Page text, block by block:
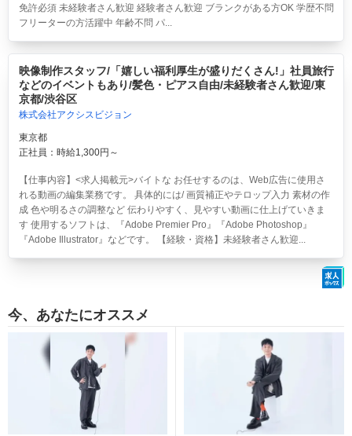
免許必須 未経験者さん歓迎 経験者さん歓迎 ブランクがある方OK 学歴不問
フリーターの方活躍中 年齢不問 パ...
映像制作スタッフ/「嬉しい福利厚生が盛りだくさん!」社員旅行
などのイベントもあり/髪色・ピアス自由/未経験者さん歓迎/東
京都/渋谷区
株式会社アクシスビジョン
東京都
正社員：時給1,300円～
【仕事内容】<求人掲載元>バイトな お任せするのは、Web広告に使用さ
れる動画の編集業務です。 具体的には/ 画質補正やテロップ入力 素材の作
成 色や明るさの調整など 伝わりやすく、見やすい動画に仕上げていきま
す 使用するソフトは、『Adobe Premier Pro』『Adobe Photoshop』
『Adobe Illustrator』などです。 【経験・資格】未経験者さん歓迎...
今、あなたにオススメ